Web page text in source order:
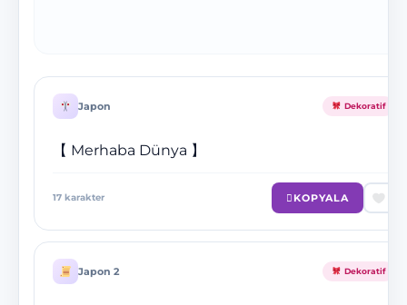
Japon Dekoratif
【 Merhaba Dünya 】
17 karakter KOPYALA
Japon 2 Dekoratif